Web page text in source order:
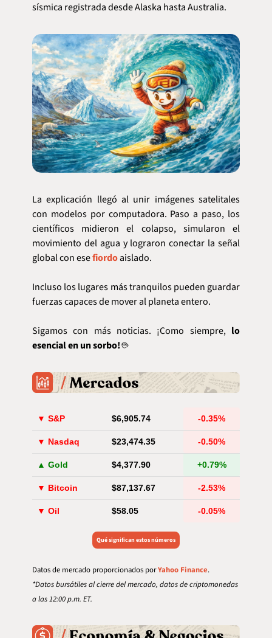
sísmica registrada desde Alaska hasta Australia.
La explicación llegó al unir imágenes satelitales
con modelos por computadora. Paso a paso, los
científicos midieron el colapso, simularon el
movimiento del agua y lograron conectar la señal
global con ese fiordo aislado.
Incluso los lugares más tranquilos pueden guardar
fuerzas capaces de mover al planeta entero.
Sigamos con más noticias. ¡Como siempre, lo
esencial en un sorbo! ☕️
▼ S&P $6,905.74 -0.35%
▼ Nasdaq $23,474.35 -0.50%
▲ Gold $4,377.90 +0.79%
▼ Bitcoin $87,137.67 -2.53%
▼ Oil $58.05 -0.05%
Qué significan estos números
Datos de mercado proporcionados por Yahoo Finance.
*Datos bursátiles al cierre del mercado, datos de criptomonedas
a las 12:00 p.m. ET.